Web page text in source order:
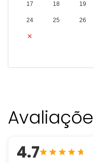
17 18 19
24 25 26
31
4.7